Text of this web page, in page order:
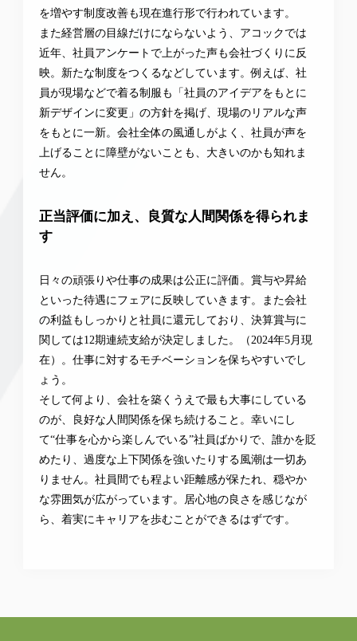
を増やす制度改善も現在進行形で行われています。
また経営層の目線だけにならないよう、アコックでは
近年、社員アンケートで上がった声も会社づくりに反
映。新たな制度をつくるなどしています。例えば、社
員が現場などで着る制服も「社員のアイデアをもとに
新デザインに変更」の方針を掲げ、現場のリアルな声
をもとに一新。会社全体の風通しがよく、社員が声を
上げることに障壁がないことも、大きいのかも知れま
せん。
正当評価に加え、良質な人間関係を得られま
す
日々の頑張りや仕事の成果は公正に評価。賞与や昇給
といった待遇にフェアに反映していきます。また会社
の利益もしっかりと社員に還元しており、決算賞与に
関しては12期連続支給が決定しました。（2024年5月現
在）。仕事に対するモチベーションを保ちやすいでし
ょう。
そして何より、会社を築くうえで最も大事にしている
のが、良好な人間関係を保ち続けること。幸いにし
て“仕事を心から楽しんでいる”社員ばかりで、誰かを貶
めたり、過度な上下関係を強いたりする風潮は一切あ
りません。社員間でも程よい距離感が保たれ、穏やか
な雰囲気が広がっています。居心地の良さを感じなが
ら、着実にキャリアを歩むことができるはずです。